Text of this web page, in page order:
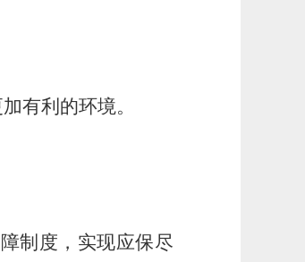
有利的环境。
制度，实现应保尽